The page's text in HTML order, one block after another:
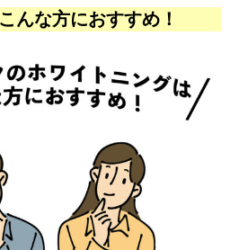
んな方におすすめ！